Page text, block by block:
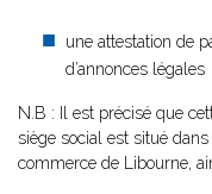
une attestation de
d’annonces légales
N.B : Il est précisé que
siège social est situé
commerce de Libourne,